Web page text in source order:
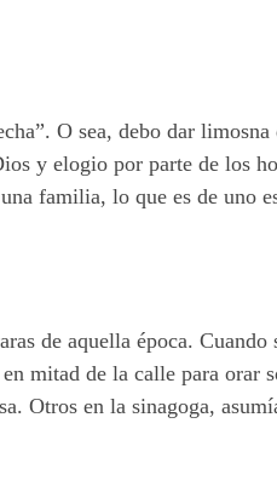
O sea, debo dar
y elogio por parte de los
familia, lo que es de uno
de aquella época. Cuando
mitad de la calle para orar
Otros en la sinagoga,